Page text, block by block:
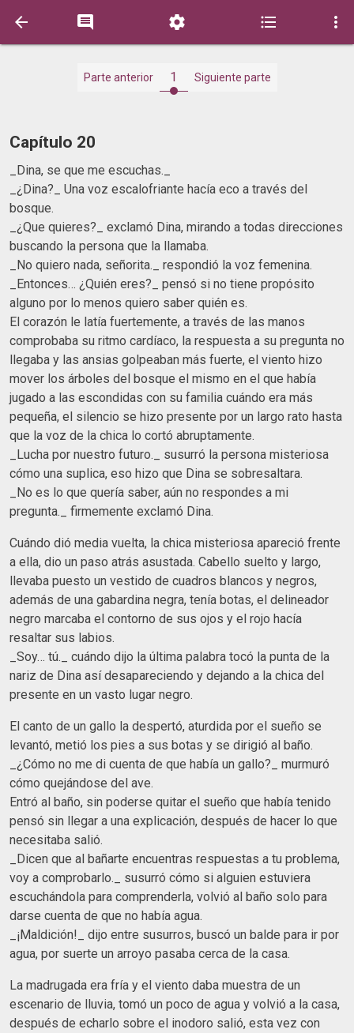
    
Parte anterior 1 Siguiente parte
Capítulo 20
_Dina, se que me escuchas._
_¿Dina?_ Una voz escalofriante hacía eco a través del
bosque.
_¿Que quieres?_ exclamó Dina, mirando a todas direcciones
buscando la persona que la llamaba.
_No quiero nada, señorita._ respondió la voz femenina.
_Entonces… ¿Quién eres?_ pensó si no tiene propósito
alguno por lo menos quiero saber quién es.
El corazón le latía fuertemente, a través de las manos
comprobaba su ritmo cardíaco, la respuesta a su pregunta no
llegaba y las ansias golpeaban más fuerte, el viento hizo
mover los árboles del bosque el mismo en el que había
jugado a las escondidas con su familia cuándo era más
pequeña, el silencio se hizo presente por un largo rato hasta
que la voz de la chica lo cortó abruptamente.
_Lucha por nuestro futuro._ susurró la persona misteriosa
cómo una suplica, eso hizo que Dina se sobresaltara.
_No es lo que quería saber, aún no respondes a mi
pregunta._ firmemente exclamó Dina.
Cuándo dió media vuelta, la chica misteriosa apareció frente
a ella, dio un paso atrás asustada. Cabello suelto y largo,
llevaba puesto un vestido de cuadros blancos y negros,
además de una gabardina negra, tenía botas, el delineador
negro marcaba el contorno de sus ojos y el rojo hacía
resaltar sus labios.
_Soy… tú._ cuándo dijo la última palabra tocó la punta de la
nariz de Dina así desapareciendo y dejando a la chica del
presente en un vasto lugar negro.
El canto de un gallo la despertó, aturdida por el sueño se
levantó, metió los pies a sus botas y se dirigió al baño.
_¿Cómo no me di cuenta de que había un gallo?_ murmuró
cómo quejándose del ave.
Entró al baño, sin poderse quitar el sueño que había tenido
pensó sin llegar a una explicación, después de hacer lo que
necesitaba salió.
_Dicen que al bañarte encuentras respuestas a tu problema,
voy a comprobarlo._ susurró cómo si alguien estuviera
escuchándola para comprenderla, volvió al baño solo para
darse cuenta de que no había agua.
_¡Maldición!_ dijo entre susurros, buscó un balde para ir por
agua, por suerte un arroyo pasaba cerca de la casa.
La madrugada era fría y el viento daba muestra de un
escenario de lluvia, tomó un poco de agua y volvió a la casa,
después de echarlo sobre el inodoro salió, esta vez con